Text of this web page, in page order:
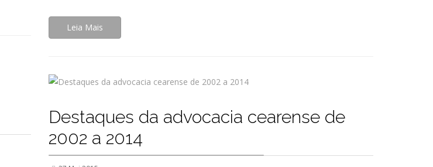
Leia Mais
Destaques da advocacia cearense de
2002 a 2014